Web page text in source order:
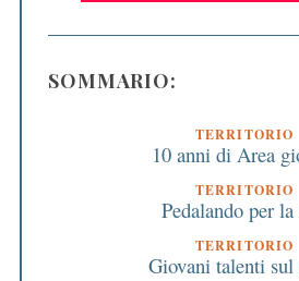
SOMMARIO:
TERRITORIO
10 anni di Area
TERRITORIO
Pedalando per
TERRITORIO
Giovani talenti sul